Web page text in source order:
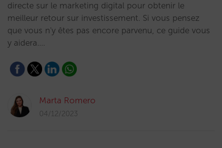
directe sur le marketing digital pour obtenir le
meilleur retour sur investissement. Si vous pensez
que vous n'y êtes pas encore parvenu, ce guide vous
y aidera.…
Marta Romero
04/12/2023